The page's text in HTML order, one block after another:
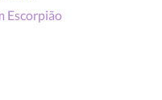
Escorpião